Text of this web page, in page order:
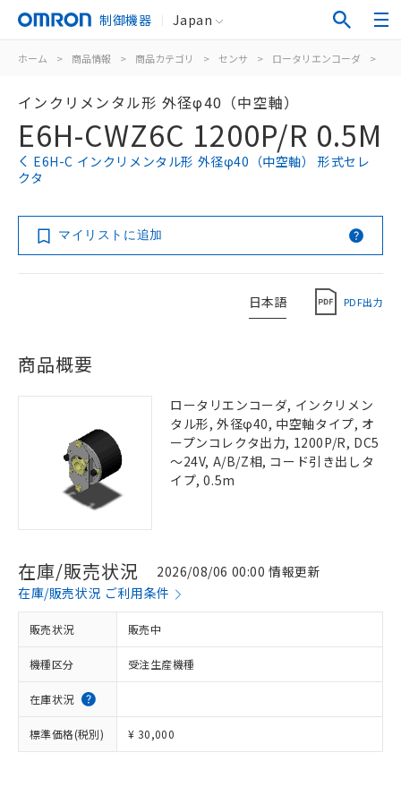
制御機器 Japan
ホーム > 商品情報 > 商品カテゴリ > センサ > ロータリエンコーダ >
インクリメンタル形 外径φ40（中空軸）
E6H-CWZ6C 1200P/R 0.5M
E6H-C インクリメンタル形 外径φ40（中空軸） 形式セレ
クタ
マイリストに追加
日本語 PDF出力
商品概要
ロータリエンコーダ, インクリメン
タル形, 外径φ40, 中空軸タイプ, オ
ープンコレクタ出力, 1200P/R, DC5
～24V, A/B/Z相, コード引き出しタ
イプ, 0.5m
在庫/販売状況
2026/08/06 00:00 情報更新
在庫/販売状況 ご利用条件
販売状況 販売中
機種区分 受注生産機種
在庫状況
標準価格(税別) ¥ 30,000